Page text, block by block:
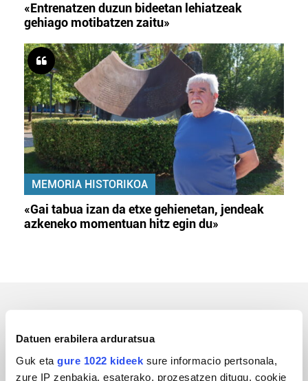
Datuen erabilera arduratsua
Guk eta gure 1022 kideek sure informacio pertsonala,
zure IP zenbakia, esaterako, prozesatzen ditugu, cookie
«Entrenatzen duzun bideetan lehiatzeak
gehiago motibatzen zaitu»
MEMORIA HISTORIKOA
«Gai tabua izan da etxe gehienetan, jendeak
azkeneko momentuan hitz egin du»